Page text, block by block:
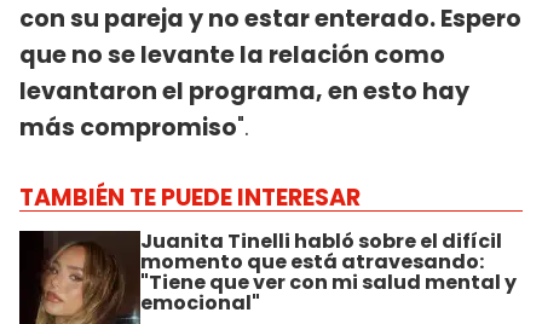
con su pareja y no estar enterado. Espero
que no se levante la relación como
levantaron el programa, en esto hay
más compromiso".
TAMBIÉN TE PUEDE INTERESAR
Juanita Tinelli habló sobre el difícil
momento que está atravesando:
"Tiene que ver con mi salud mental y
emocional"